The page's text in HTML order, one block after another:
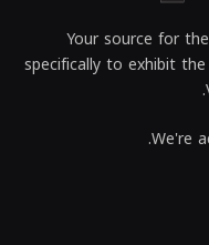
Your source for
specifically to exhibit
We're